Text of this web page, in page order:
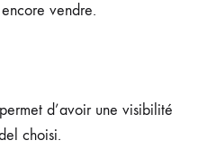
vendre.
d’avoir une visibilité
choisi.